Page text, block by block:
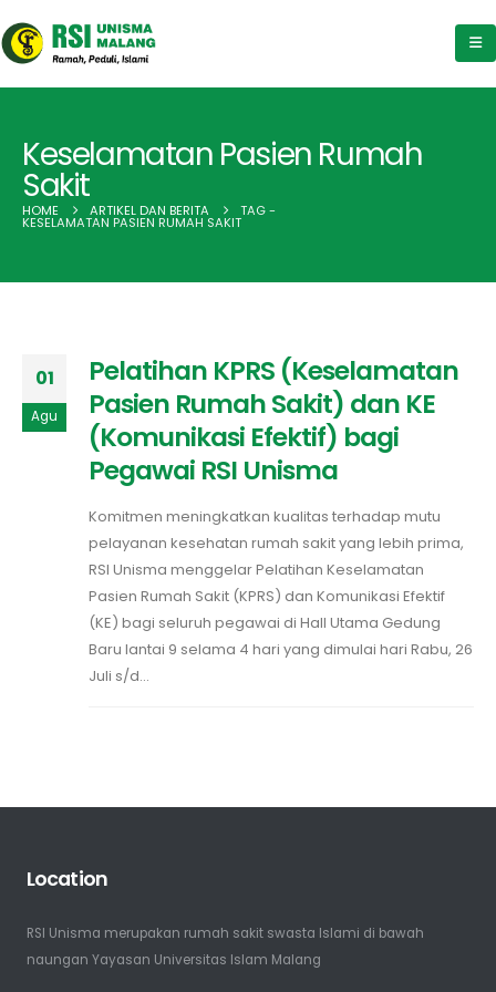
Keselamatan Pasien Rumah
Sakit
HOME ARTIKEL DAN BERITA TAG -
KESELAMATAN PASIEN RUMAH SAKIT
01
Agu
Pelatihan KPRS (Keselamatan
Pasien Rumah Sakit) dan KE
(Komunikasi Efektif) bagi
Pegawai RSI Unisma
Komitmen meningkatkan kualitas terhadap mutu
pelayanan kesehatan rumah sakit yang lebih prima,
RSI Unisma menggelar Pelatihan Keselamatan
Pasien Rumah Sakit (KPRS) dan Komunikasi Efektif
(KE) bagi seluruh pegawai di Hall Utama Gedung
Baru lantai 9 selama 4 hari yang dimulai hari Rabu, 26
Juli s/d...
Location
RSI Unisma merupakan rumah sakit swasta Islami di bawah
naungan Yayasan Universitas Islam Malang